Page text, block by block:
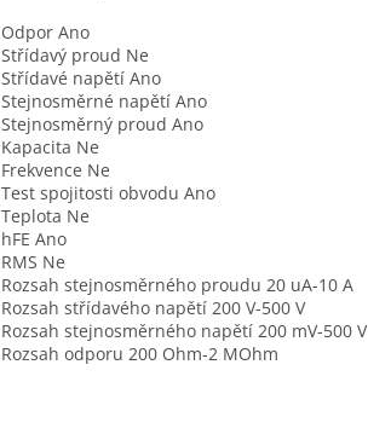
Odpor Ano
Střídavý proud Ne
Střídavé napětí Ano
Stejnosměrné napětí Ano
Stejnosměrný proud Ano
Kapacita Ne
Frekvence Ne
Test spojitosti obvodu Ano
Teplota Ne
hFE Ano
RMS Ne
Rozsah stejnosměrného proudu 20 uA-10 A
Rozsah střídavého napětí 200 V-500 V
Rozsah stejnosměrného napětí 200 mV-500 V
Rozsah odporu 200 Ohm-2 MOhm